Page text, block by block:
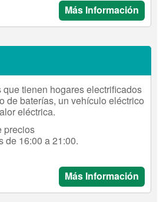
Más Información
que tienen hogares electrificados
de baterías, un vehículo eléctrico
eléctrica.
precios
de 16:00 a 21:00.
Más Información